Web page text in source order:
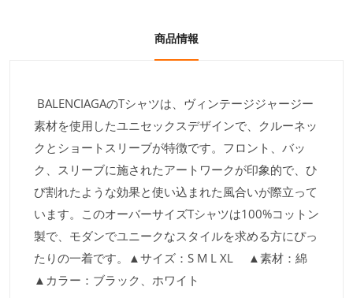
商品情報
BALENCIAGAのTシャツは、ヴィンテージジャージー
素材を使用したユニセックスデザインで、クルーネッ
クとショートスリーブが特徴です。フロント、バッ
ク、スリーブに施されたアートワークが印象的で、ひ
び割れたような効果と使い込まれた風合いが際立って
います。このオーバーサイズTシャツは100%コットン
製で、モダンでユニークなスタイルを求める方にぴっ
たりの一着です。▲サイズ：S M L XL ▲素材：綿
▲カラー：ブラック、ホワイト